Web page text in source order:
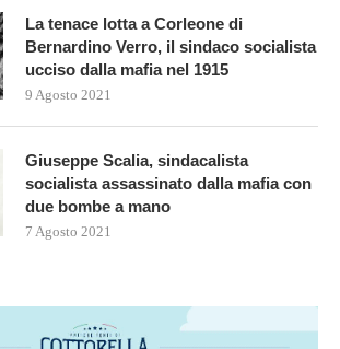
La tenace lotta a Corleone di
Bernardino Verro, il sindaco socialista
ucciso dalla mafia nel 1915
9 Agosto 2021
Giuseppe Scalia, sindacalista
socialista assassinato dalla mafia con
due bombe a mano
7 Agosto 2021